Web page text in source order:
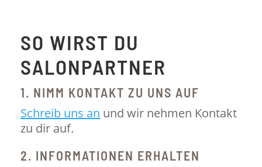
SO WIRST DU
SALONPARTNER
1. NIMM KONTAKT ZU UNS AUF
Schreib uns an und wir nehmen Kontakt
zu dir auf.
2. INFORMATIONEN ERHALTEN